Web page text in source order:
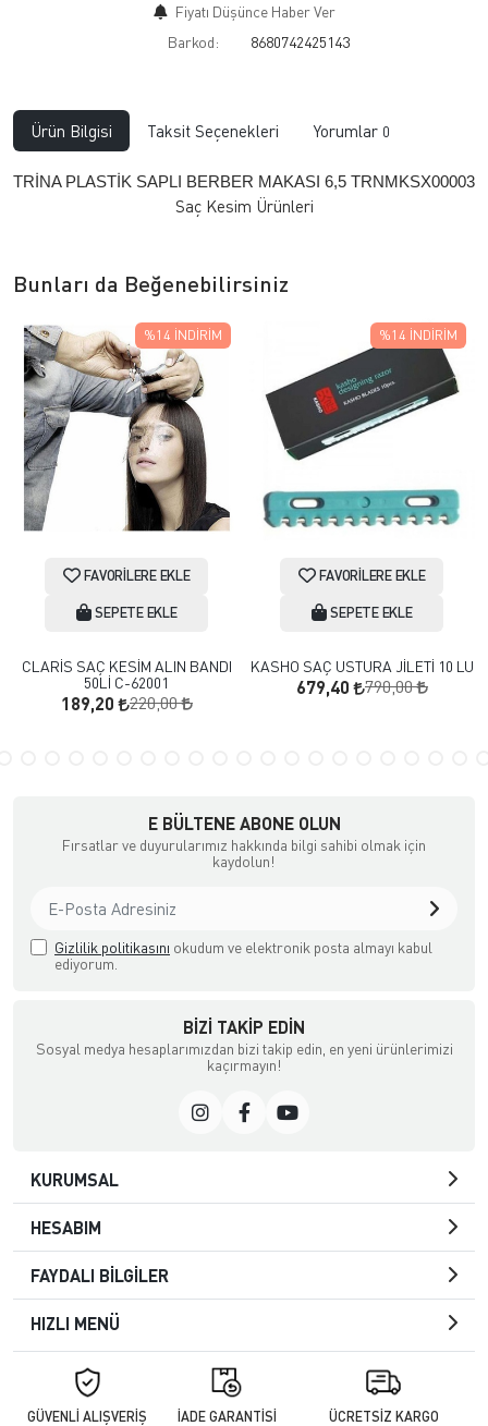
Fiyatı Düşünce Haber Ver
Barkod:
8680742425143
Ürün Bilgisi Taksit Seçenekleri Yorumlar 0
TRİNA PLASTİK SAPLI BERBER MAKASI 6,5 TRNMKSX00003
Saç Kesim Ürünleri
Bunları da Beğenebilirsiniz
FAVORILERE EKLE
SEPETE EKLE
CLARİS SAÇ KESİM ALIN BANDI
50Lİ C-62001
189,20 220,00
%14 İNDIRIM
FAVORILERE EKLE
SEPETE EKLE
KASHO SAÇ USTURA JİLETİ 10 LU
679,40 790,00
%14 İNDIRIM
E BÜLTENE ABONE OLUN
Fırsatlar ve duyurularımız hakkında bilgi sahibi olmak için
kaydolun!
Gizlilik politikasını okudum ve elektronik posta almayı kabul
ediyorum.
BIZI TAKIP EDIN
Sosyal medya hesaplarımızdan bizi takip edin, en yeni ürünlerimizi
kaçırmayın!
KURUMSAL
HESABIM
FAYDALI BİLGİLER
HIZLI MENÜ
GÜVENLİ ALIŞVERİŞ İADE GARANTİSİ ÜCRETSİZ KARGO